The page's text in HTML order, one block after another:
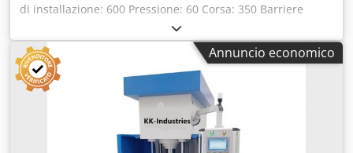
di installazione: 600 Pressione: 60 Corsa: 350 Barriere
fotoelettriche Funzionamento manuale e automatico
Regolazione manuale della corsa tramite interruttore a
camma Guide a stantuffo autolubrificanti, esenti da
manutenzione Piastra di serraggio con scanalature a T
Realizzazione conforme alle normative CE (Immagine di
esempio) Forza di pressatura: 60 tonnellate Pressione: 170
bar Piano di lavoro: 1000 x 600 mm Dimensioni del pistone:
850 x 550 mm Foro nel piano di lavoro: 100 mm Corsa: 350
Annuncio economico